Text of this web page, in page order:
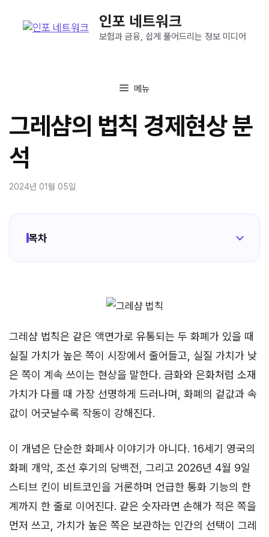
인포 네트워크
보험과 금융, 쉽게 풀어드리는 정보 미디어
메뉴
그레샴의 법칙 경제현상 분
석
2024년 01월 05일
목차
그레샴 법칙은 같은 액면가로 유통되는 두 화폐가 있을 때
실질 가치가 높은 쪽이 시장에서 줄어들고, 실질 가치가 낮
은 쪽이 계속 쓰이는 현상을 말한다. 금화와 은화처럼 소재
가치가 다를 때 가장 선명하게 드러나며, 화폐의 겉값과 속
값이 어긋날수록 작동이 강해진다.
이 개념은 단순한 화폐사 이야기가 아니다. 16세기 영국의
화폐 개악, 조선 후기의 당백전, 그리고 2026년 4월 9일
스티브 킨이 비트코인을 거론하며 언급한 통화 기능의 한
계까지 한 줄로 이어진다. 같은 숫자라면 손해가 적은 쪽을
먼저 쓰고, 가치가 높은 쪽은 보관하는 인간의 선택이 그레